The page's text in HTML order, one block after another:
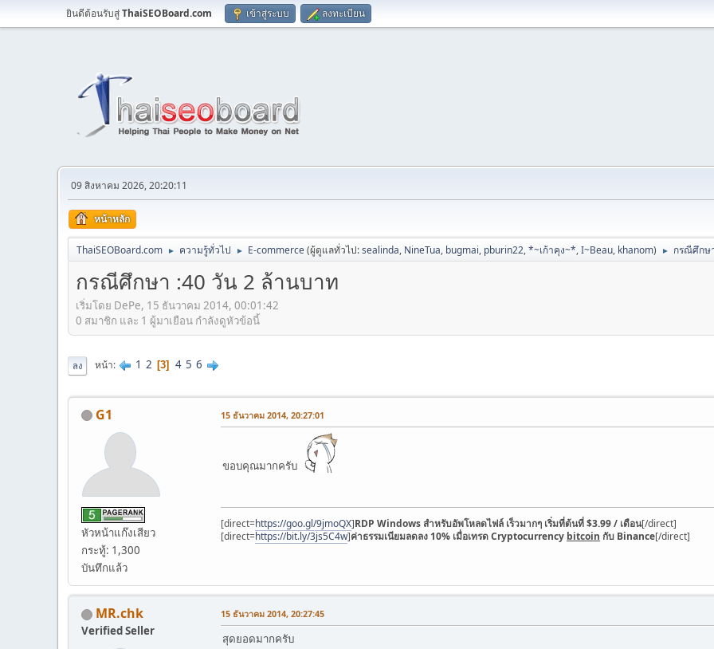
ยินดีต้อนรับสู่ThaiSEOBoard.com เข้าสู่ระบบ ลงทะเบียน
09 สิงหาคม 2026, 20:20:11
หน้าหลัก
ThaiSEOBoard.com ► ความรู้ทั่วไป ► E-commerce(ผู้ดูแลทั่วไป:sealinda, NineTua, bugmai, pburin22,*~เก้าคุง~*,I~Beau, khanom) ► กรณีศึกษ
กรณีศึกษา :40 วัน 2 ล้านบาท
เริ่มโดย DePe, 15 ธันวาคม 2014, 00:01:42
0 สมาชิก และ 1 ผู้มาเยือน กำลังดูหัวข้อนี้
ลง หน้า 1 2 3 4 5 6
G1
หัวหน้าแก๊งเสียว
กระทู้: 1,300
บันทึกแล้ว
15 ธันวาคม 2014, 20:27:01
ขอบคุณมากครับ
[direct=https://goo.gl/9jmoQX]RDP Windows สำหรับอัพโหลดไฟล์ เร็วมากๆ เริ่มที่ต้นที่ $3.99 / เดือน[/direct]
[direct=https://bit.ly/3js5C4w]ค่าธรรมเนียมลดลง 10% เมื่อเทรด Cryptocurrency bitcoin กับ Binance[/direct]
MR.chk
Verified Seller
15 ธันวาคม 2014, 20:27:45
สุดยอดมากครับ